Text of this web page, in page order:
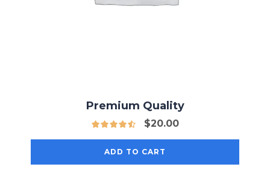
Premium Quality
$20.00
ADD TO CART